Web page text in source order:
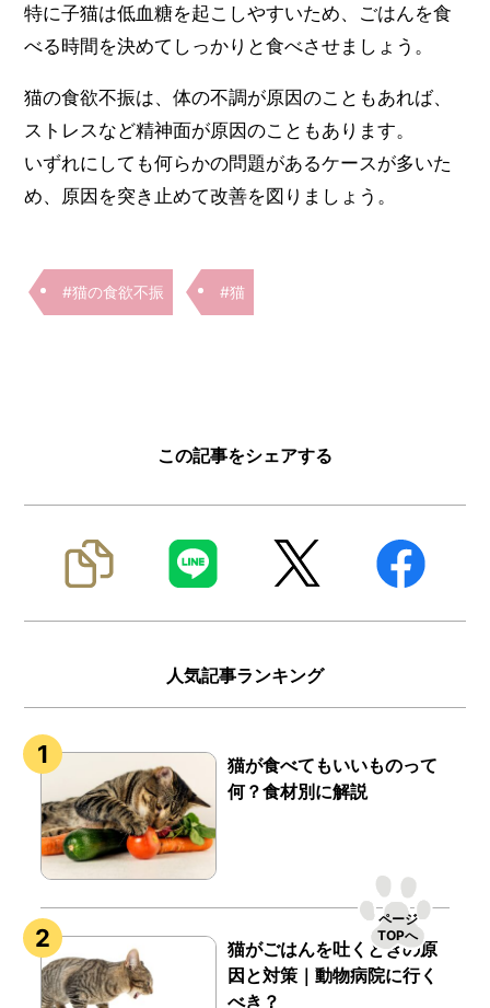
特に子猫は低血糖を起こしやすいため、ごはんを食
べる時間を決めてしっかりと食べさせましょう。
猫の食欲不振は、体の不調が原因のこともあれば、
ストレスなど精神面が原因のこともあります。
いずれにしても何らかの問題があるケースが多いた
め、原因を突き止めて改善を図りましょう。
#猫の食欲不振 #猫
この記事をシェアする
人気記事ランキング
猫が食べてもいいものって
何？食材別に解説
猫がごはんを吐くときの原
因と対策｜動物病院に行く
べき？
ページ
TOPへ